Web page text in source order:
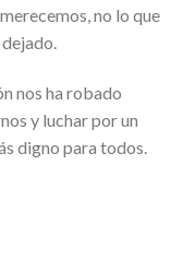
no lo que
nos ha robado
y luchar por un
digno para todos.